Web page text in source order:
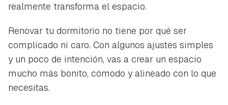
realmente transforma el espacio.
Renovar tu dormitorio no tiene por qué ser
complicado ni caro. Con algunos ajustes simples
y un poco de intención, vas a crear un espacio
mucho más bonito, cómodo y alineado con lo que
necesitas.